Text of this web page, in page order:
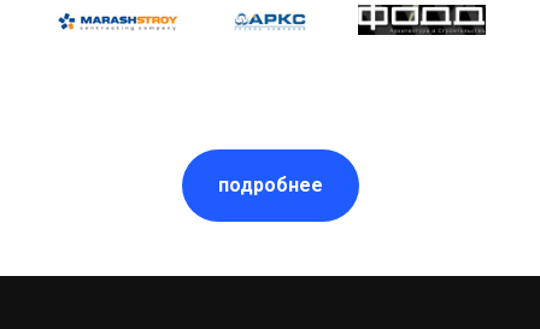
подробнее